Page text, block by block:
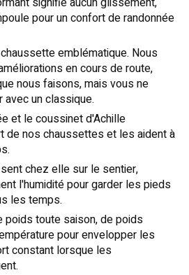
pour un confort de randonnée
emblématique. Nous
en cours de route,
nous faisons, mais vous ne
un classique.
et le coussinet d'Achille
de nos chaussettes et les aident à
chez elle sur le sentier,
l'humidité pour garder les pieds
les temps.
poids toute saison, de poids
pour envelopper les
constant lorsque les